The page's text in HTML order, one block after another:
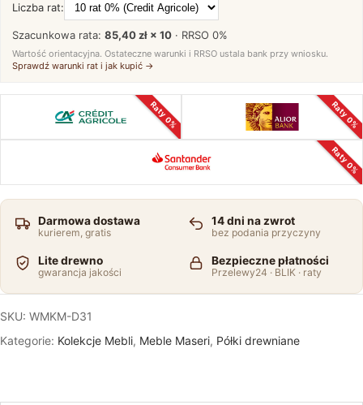
Liczba rat:
Szacunkowa rata: 85,40 zł × 10 · RRSO 0%
Wartość orientacyjna. Ostateczne warunki i RRSO ustala bank przy wniosku.
Sprawdź warunki rat i jak kupić →
Raty 0%
Raty 0%
Raty 0%
Darmowa dostawa
kurierem, gratis
14 dni na zwrot
bez podania przyczyny
Lite drewno
gwarancja jakości
Bezpieczne płatności
Przelewy24 · BLIK · raty
SKU: WMKM-D31
Kategorie: Kolekcje Mebli, Meble Maseri, Półki drewniane